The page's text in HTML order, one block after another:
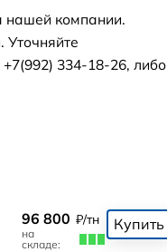
нашей компании.
Уточняйте
334-18-26, либо
96 800 ₽/тн
на
складе:
Купить